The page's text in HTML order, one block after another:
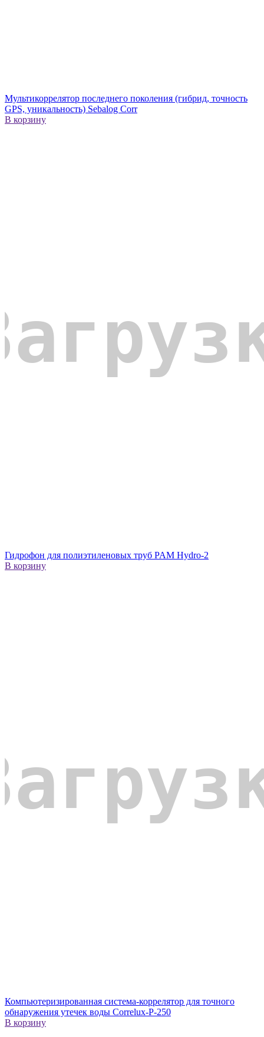
Мультикоррелятор последнего поколения (гибрид, точность
GPS, уникальность) Sebalog Corr
В корзину
Гидрофон для полиэтиленовых труб PAM Hydro-2
В корзину
Компьютеризированная система-коррелятор для точного
обнаружения утечек воды Correlux-P-250
В корзину